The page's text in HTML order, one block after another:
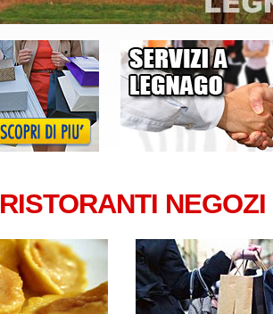
RISTORANTI NEGOZI